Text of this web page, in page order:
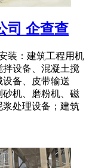
司 企查查
装：建筑工程用机
设备、混凝土搅
备、皮带输送
机、磨粉机、磁
处理设备；建筑